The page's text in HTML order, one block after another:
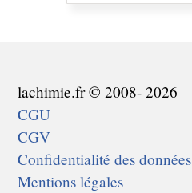
lachimie.fr © 2008- 2026
CGU
CGV
Confidentialité des données
Mentions légales